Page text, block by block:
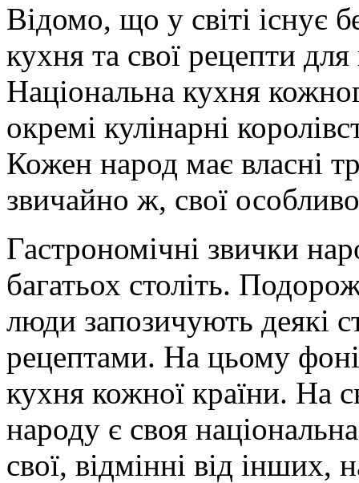
Відомо, що у світі існує
кухня та свої рецепти
Національна кухня
окремі кулінарні
Кожен народ має власні
звичайно ж, свої
Гастрономічні звички
багатьох століть.
люди запозичують деякі
рецептами. На цьому
кухня кожної країни. На
народу є своя
свої, відмінні від інших,